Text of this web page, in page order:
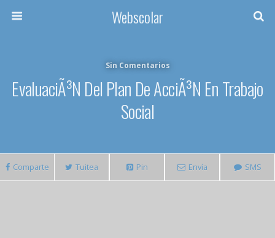
Webscolar
Sin Comentarios
EvaluaciÃ³n Del Plan De AcciÃ³n En Trabajo
Social
Comparte Tuitea Pin Envía SMS